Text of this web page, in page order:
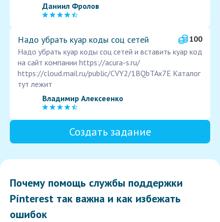
Даниил Фролов
Надо убрать куар коды соц сетей
100
Надо убрать куар коды соц сетей и вставить куар код
на сайт компании https://acura-s.ru/
https://cloud.mail.ru/public/CVY2/1BQbTAx7E Каталог
тут лежит
Владимир Алексеенко
Создать задание
Почему помощь службы поддержки
Pinterest так важна и как избежать
ошибок